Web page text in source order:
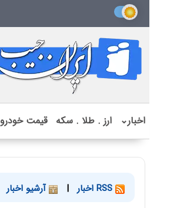
اخبار⌄ ارز . طلا . سکه قیمت خودرو
| آرشیو اخبار